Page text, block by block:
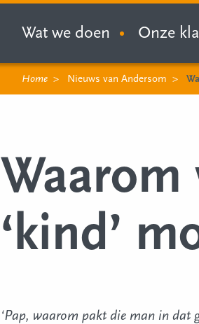
Wat we doen Onze
Home Nieuws van Andersom
‘kind’
‘Pap, waarom pakt die man in dat